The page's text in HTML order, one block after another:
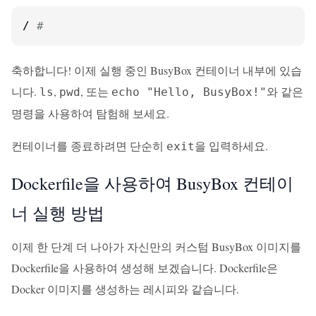
/ #
축하합니다! 이제 실행 중인 BusyBox 컨테이너 내부에 있습
니다. ls, pwd, 또는 echo "Hello, BusyBox!" 와 같은
명령을 사용하여 탐험해 보세요.
컨테이너를 종료하려면 단순히 exit을 입력하세요.
Dockerfile을 사용하여 BusyBox 컨테이
너 실행 방법
이제 한 단계 더 나아가 자신만의 커스텀 BusyBox 이미지를
Dockerfile을 사용하여 생성해 보겠습니다. Dockerfile은
Docker 이미지를 생성하는 레시피와 같습니다.